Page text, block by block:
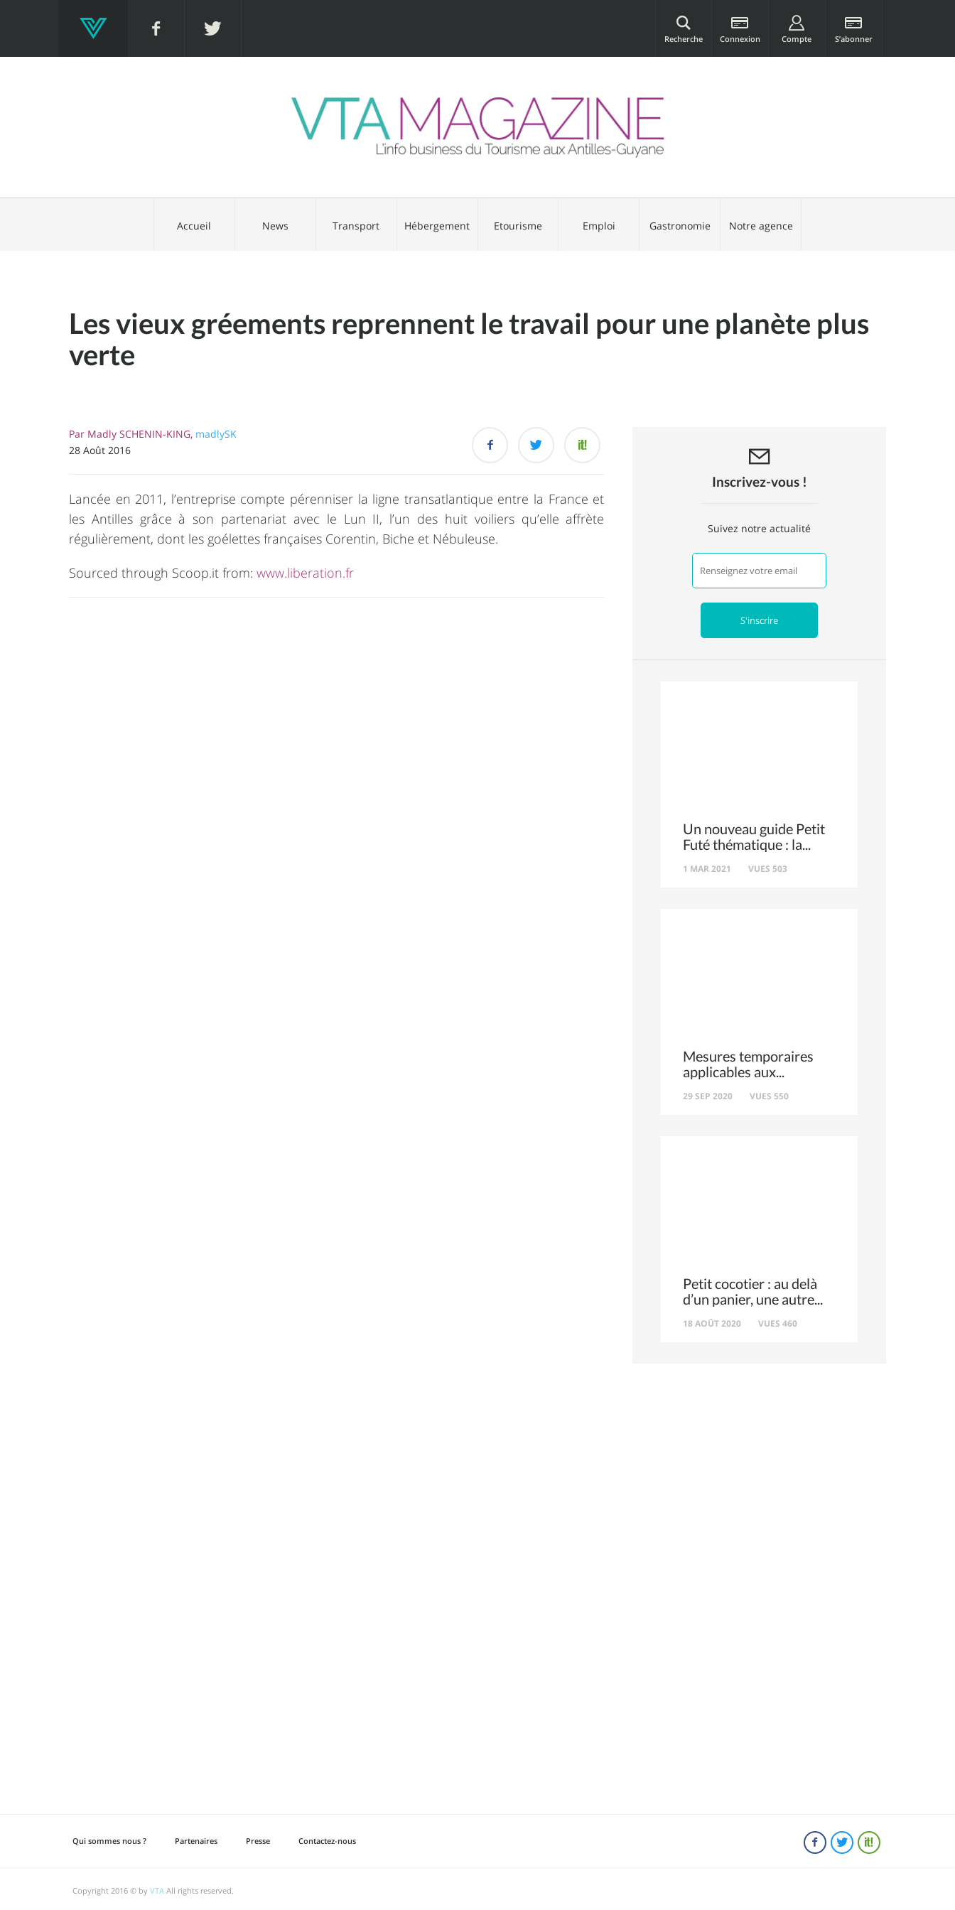
Recherche Connexion Compte S’abonner
Accueil News Transport Hébergement Etourisme Emploi Gastronomie Notre agence
Les vieux gréements reprennent le travail pour une planète plus
verte
Par Madly SCHENIN-KING, madlySK
28 Août 2016
Lancée en 2011, l’entreprise compte pérenniser la ligne transatlantique entre la France et
les Antilles grâce à son partenariat avec le Lun II, l’un des huit voiliers qu’elle affrète
régulièrement, dont les goélettes françaises Corentin, Biche et Nébuleuse.
Sourced through Scoop.it from: www.liberation.fr
Inscrivez-vous !
Suivez notre actualité
Un nouveau guide Petit
Futé thématique : la
1 MAR 2021 VUES 503
Mesures temporaires
applicables aux
29 SEP 2020 VUES 550
Petit cocotier : au delà
d’un panier, une autre
18 AOÛT 2020 VUES 460
Qui sommes nous ? Partenaires Presse Contactez-nous
Copyright 2016 © by VTA All rights reserved.